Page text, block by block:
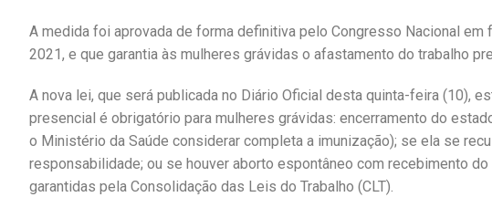
A medida foi aprovada de forma definitiva pelo Congresso Nacional
2021, e que garantia às mulheres grávidas o afastamento do trabalho
A nova lei, que será publicada no Diário Oficial desta quinta-feira (10),
presencial é obrigatório para mulheres grávidas: encerramento do
o Ministério da Saúde considerar completa a imunização); se ela se
responsabilidade; ou se houver aborto espontâneo com recebimento
garantidas pela Consolidação das Leis do Trabalho (CLT).